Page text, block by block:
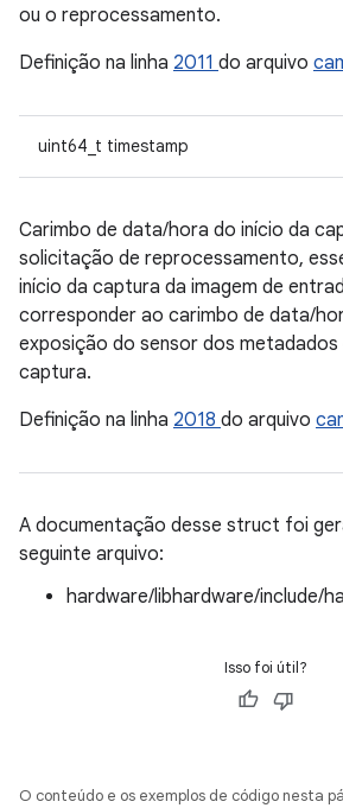
ou o reprocessamento.
Definição na linha 2011 do arquivo
uint64_t timestamp
Carimbo de data/hora do início da
solicitação de reprocessamento,
início da captura da imagem de
corresponder ao carimbo de data/
exposição do sensor dos
captura.
Definição na linha 2018 do arquivo
A documentação desse struct foi
seguinte arquivo:
hardware/libhardware/include/
Isso foi útil?
O conteúdo e os exemplos de código nesta